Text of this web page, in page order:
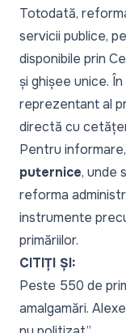
Totodată,
servicii publice,
disponibile prin
și ghișee unice.
reprezentant al
directă cu
Pentru
puternice, unde
reforma
instrumente
primăriilor.
CITIȚI ȘI:
Peste 550 de
amalgamări.